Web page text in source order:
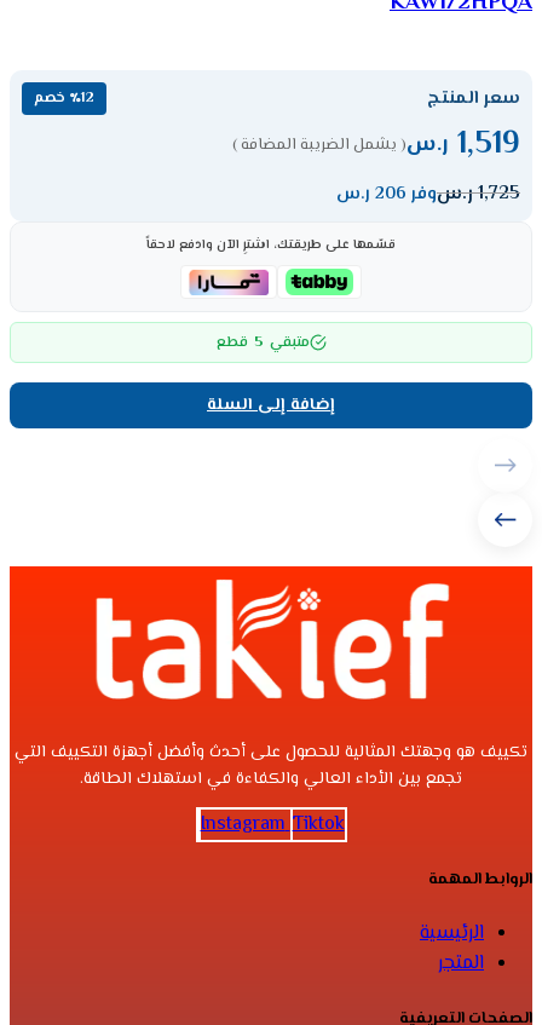
سعر المنتج ٪12 خصم
1,519 ر.س( يشمل الضريبة المضافة )
1,725ر.سوفر 206 ر.س
قسّمها على طريقتك، اشترِ الآن وادفع لاحقاً
متبقي 5 قطع
إضافة إلى السلة
تكييف هو وجهتك المثالية للحصول على أحدث وأفضل أجهزة التكييف التي
تجمع بين الأداء العالي والكفاءة في استهلاك الطاقة.
Instagram Tiktok
الروابط المهمة
الرئيسية
المتجر
الصفحات التعريفية